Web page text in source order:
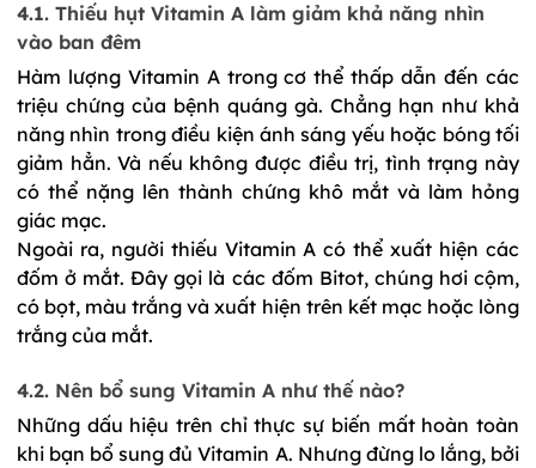
4.1. Thiếu hụt Vitamin A làm giảm khả năng nhìn
vào ban đêm
Hàm lượng Vitamin A trong cơ thể thấp dẫn đến các
triệu chứng của bệnh quáng gà. Chẳng hạn như khả
năng nhìn trong điều kiện ánh sáng yếu hoặc bóng tối
giảm hẳn. Và nếu không được điều trị, tình trạng này
có thể nặng lên thành chứng khô mắt và làm hỏng
giác mạc.
Ngoài ra, người thiếu Vitamin A có thể xuất hiện các
đốm ở mắt. Đây gọi là các đốm Bitot, chúng hơi cộm,
có bọt, màu trắng và xuất hiện trên kết mạc hoặc lòng
trắng của mắt.
4.2. Nên bổ sung Vitamin A như thế nào?
Những dấu hiệu trên chỉ thực sự biến mất hoàn toàn
khi bạn bổ sung đủ Vitamin A. Nhưng đừng lo lắng, bởi